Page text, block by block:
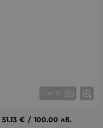
1 от 15
51.13 € / 100.00 лв.